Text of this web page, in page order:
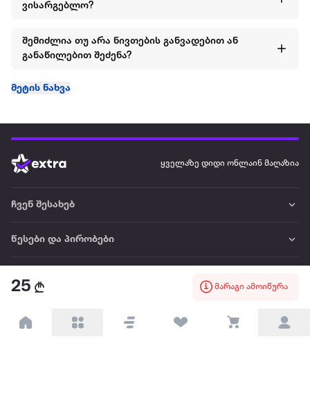
25 მარაგი ამოიწურა
ვისარგებლო?
შემიძლია თუ არა ნივთების განვადებით ან
განაწილებით შეძენა?
მეტის ნახვა
ყველაზე დიდი ონლაინ მაღაზია
ჩვენ შესახებ
წესები და პირობები